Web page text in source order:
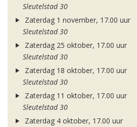
Sleutelstad 30
Zaterdag 1 november, 17.00 uur
Sleutelstad 30
Zaterdag 25 oktober, 17.00 uur
Sleutelstad 30
Zaterdag 18 oktober, 17.00 uur
Sleutelstad 30
Zaterdag 11 oktober, 17.00 uur
Sleutelstad 30
Zaterdag 4 oktober, 17.00 uur